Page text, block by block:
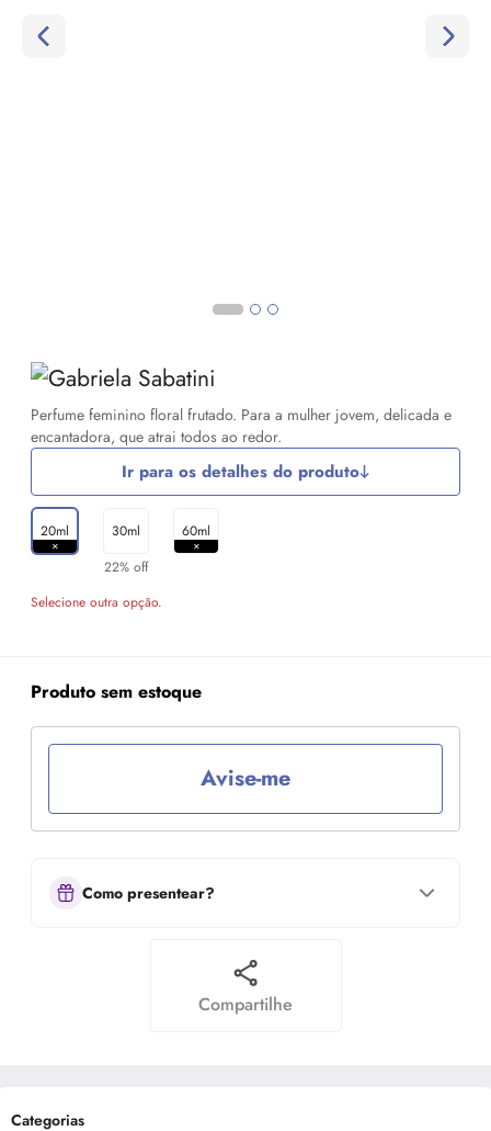
Perfume feminino floral frutado. Para a mulher jovem, delicada e
encantadora, que atrai todos ao redor.
Ir para os detalhes do produto
20ml
30ml
22% off
60ml
Selecione outra opção.
Produto sem estoque
Avise-me
Como presentear?
Compartilhe
Categorias